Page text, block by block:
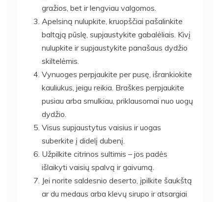
gražios, bet ir lengviau valgomos.
Apelsiną nulupkite, kruopščiai pašalinkite
baltąją pūslę, supjaustykite gabalėliais. Kivį
nulupkite ir supjaustykite panašaus dydžio
skiltelėmis.
Vynuoges perpjaukite per pusę, išrankiokite
kauliukus, jeigu reikia. Braškes perpjaukite
pusiau arba smulkiau, priklausomai nuo uogų
dydžio.
Visus supjaustytus vaisius ir uogas
suberkite į didelį dubenį.
Užpilkite citrinos sultimis – jos padės
išlaikyti vaisių spalvą ir gaivumą.
Jei norite saldesnio deserto, įpilkite šaukštą
ar du medaus arba klevų sirupo ir atsargiai